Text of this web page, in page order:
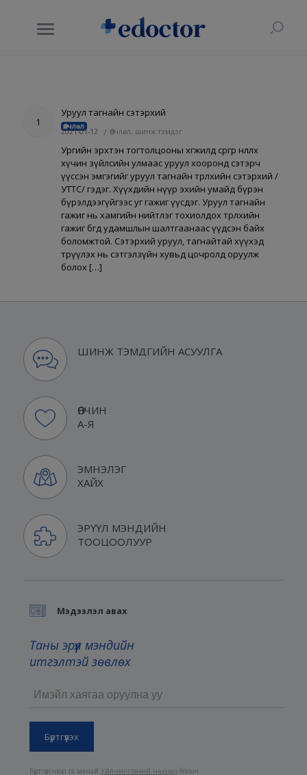
1
Уруул тагнайн сэтэрхий
Өвчлөл
2021-01-12 / Өвчлөл, шинж тэмдэг
Ургийн эрхтэн тогтолцооны хөгжилд сөргөөр нөлөөлөх
хүчин зүйлсийн улмаас уруул хооронд сэтэрч
үүссэн эмгэгийг уруул тагнайн төрөлхийн сэтэрхий /
УТТС/ гэдэг. Хүүхдийн нүүр эхийн умайд бүрэн
бүрэлдээгүйгээс уг гажиг үүсдэг. Уруул тагнайн
гажиг нь хамгийн нийтлэг тохиолдох төрөлхийн
гажиг бөгөөд удамшлын шалтгаанаас үүдсэн байх
боломжтой. Сэтэрхий уруул, тагнайтай хүүхэд
төрүүлэх нь сэтгэлзүйн хувьд цочролд оруулж
болох […]
ШИНЖ ТЭМДГИЙН АСУУЛГА
ӨВЧИН
А-Я
ЭМНЭЛЭГ
ХАЙХ
ЭРҮҮЛ МЭНДИЙН
ТООЦООЛУУР
Мэдээлэл авах
Таны эрүүл мэндийн
итгэлтэй зөвлөх
Бүртгүүлснээр та манайҮйлчилгээний нөхцөл болон